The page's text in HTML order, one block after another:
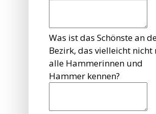
Was ist das Schönste an
Bezirk, das vielleicht nicht
alle Hammerinnen und
Hammer kennen?